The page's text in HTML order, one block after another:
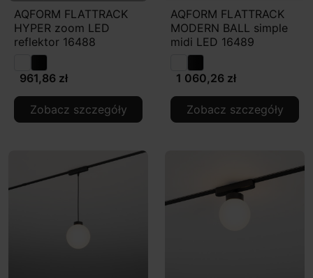
AQFORM FLATTRACK
HYPER zoom LED
reflektor 16488
961,86 zł
Zobacz szczegóły
AQFORM FLATTRACK
MODERN BALL simple
midi LED 16489
1 060,26 zł
Zobacz szczegóły